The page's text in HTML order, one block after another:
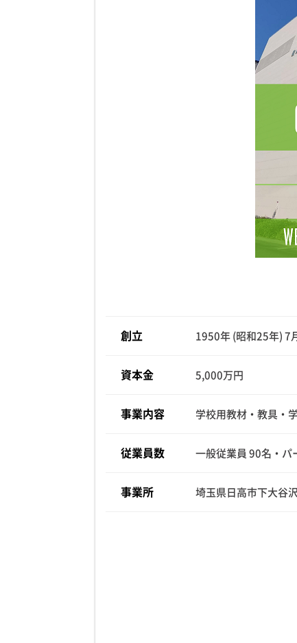
創立 1950年 (昭和25年) 7
資本金 5,000万円
事業内容 学校用教材・教具・
従業員数 一般従業員 90名・パ
事業所 埼玉県日高市下大谷